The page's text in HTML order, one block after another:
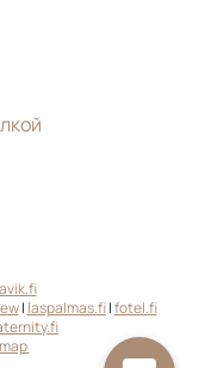
| laspalmas.fi|fotel.fi